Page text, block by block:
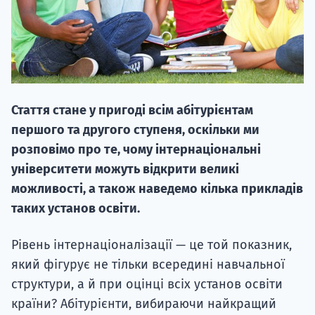
Стаття стане у пригоді всім абітурієнтам
першого та другого ступеня, оскільки ми
розповімо про те, чому інтернаціональні
університети можуть відкрити великі
можливості, а також наведемо кілька прикладів
таких установ освіти.
Рівень інтернаціоналізації — це той показник,
який фігурує не тільки всередині навчальної
структури, а й при оцінці всіх установ освіти
країни? Абітурієнти, вибираючи найкращий
НАБІР
вступ на